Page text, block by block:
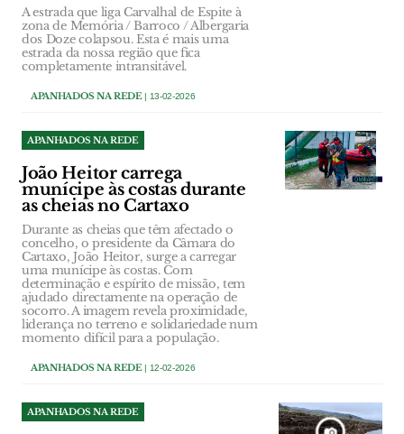
A estrada que liga Carvalhal de Espite à
zona de Memória / Barroco / Albergaria
dos Doze colapsou. Esta é mais uma
estrada da nossa região que fica
completamente intransitável.
APANHADOS NA REDE| 13-02-2026
APANHADOS NA REDE
João Heitor carrega
munícipe às costas durante
as cheias no Cartaxo
Durante as cheias que têm afectado o
concelho, o presidente da Câmara do
Cartaxo, João Heitor, surge a carregar
uma munícipe às costas. Com
determinação e espírito de missão, tem
ajudado directamente na operação de
socorro. A imagem revela proximidade,
liderança no terreno e solidariedade num
momento difícil para a população.
APANHADOS NA REDE| 12-02-2026
APANHADOS NA REDE